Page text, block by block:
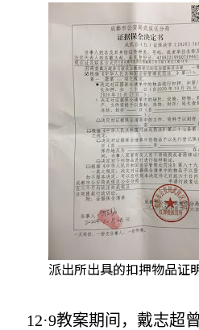
派出所出具的扣押物品证
12·9教案期间，戴志超